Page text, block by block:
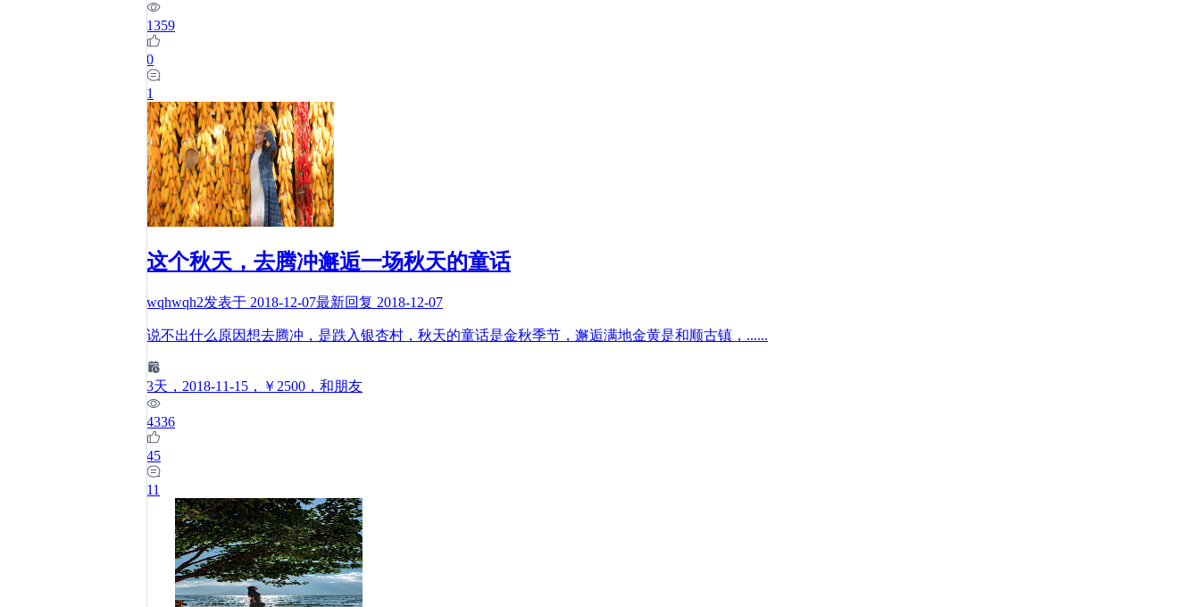
1359
0
1
这个秋天，去腾冲邂逅一场秋天的童话
wqhwqh2发表于 2018-12-07最新回复 2018-12-07
说不出什么原因想去腾冲，是跌入银杏村，秋天的童话是金秋季节，邂逅满地金黄是和顺古镇， ......
3天 ，2018-11-15 ，￥2500 ，和朋友
4336
45
11